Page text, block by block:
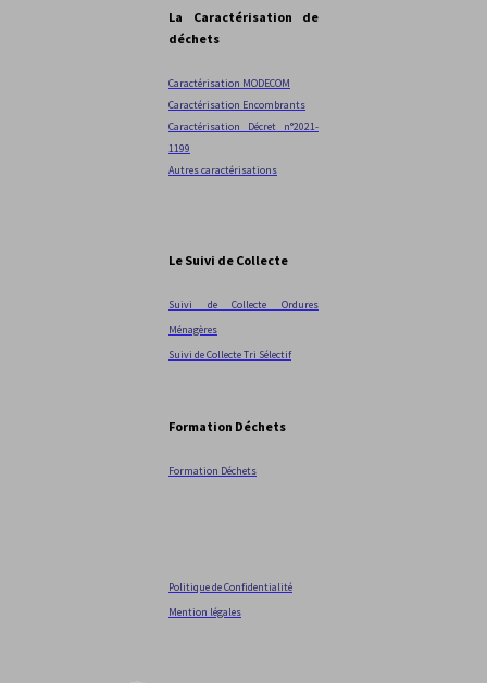
La Caractérisation de
déchets
Caractérisation MODECOM
Caractérisation Encombrants
Caractérisation Décret n°2021-
1199
Autres caractérisations
Le Suivi de Collecte
Suivi de Collecte Ordures
Ménagères
Suivi de Collecte Tri Sélectif
Formation Déchets
Formation Déchets
Politique de Confidentialité
Mention légales